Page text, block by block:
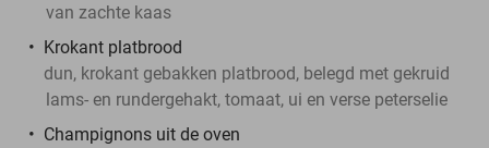
van zachte kaas
Krokant platbrood
dun, krokant gebakken platbrood, belegd met gekruid
lams- en rundergehakt, tomaat, ui en verse peterselie
Champignons uit de oven